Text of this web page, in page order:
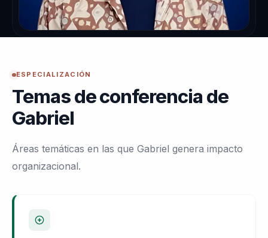
ESPECIALIZACIÓN
Temas de conferencia de
Gabriel
Áreas temáticas en las que Gabriel genera impacto
organizacional.